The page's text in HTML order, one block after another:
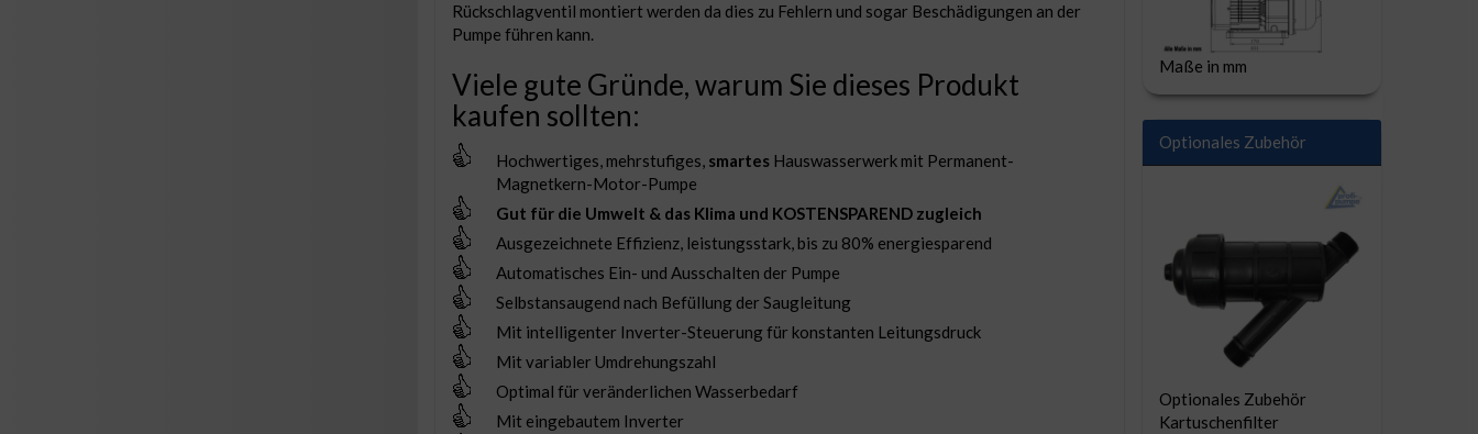
Maße in mm
Optionales Zubehör
Optionales Zubehör
Kartuschenfilter
Rückschlagventil montiert werden da dies zu Fehlern und sogar Beschädigungen an der
Pumpe führen kann.
Viele gute Gründe, warum Sie dieses Produkt
kaufen sollten:
Hochwertiges, mehrstufiges, smartesHauswasserwerk mit Permanent-
Magnetkern-Motor-Pumpe
Gut für die Umwelt & das Klima und KOSTENSPAREND zugleich
Ausgezeichnete Effizienz, leistungsstark, bis zu 80% energiesparend
Automatisches Ein- und Ausschalten der Pumpe
Selbstansaugend nach Befüllung der Saugleitung
Mit intelligenter Inverter-Steuerung für konstanten Leitungsdruck
Mit variabler Umdrehungszahl
Optimal für veränderlichen Wasserbedarf
Mit eingebautem Inverter